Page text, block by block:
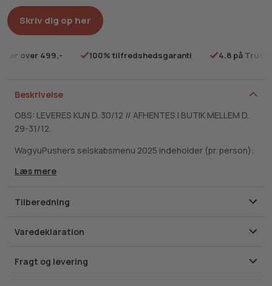
Beskrivelse
OBS: LEVERES KUN D. 30/12 // AFHENTES I BUTIK MELLEM D.
29-31/12.
WagyuPushers selskabsmenu 2025 indeholder (pr. person):
Forret: 80g 100% fuldblods wagyu carpaccio MBS 8-9
Hovedret: Ca. 250g wagyu culotte MBS 8-9 m/ ca.
Dessert:Pistacie-mascarpone dessert med
Skriftlig og video tilberedningsguide medfølger!
Læs mere
Tilberedning
Varedeklaration
Fragt og levering
Skriv dig op her
over 499,- 100% tilfredshedsgaranti 4.8 på